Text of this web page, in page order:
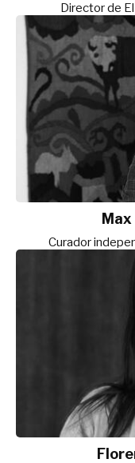
Director de
Curador